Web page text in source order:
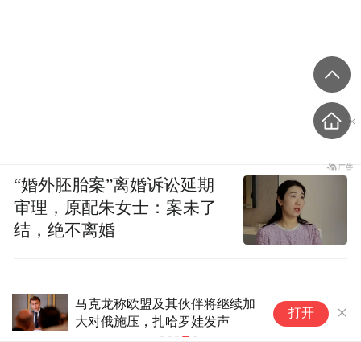
马克龙称欧盟及其伙伴将继续加
大对俄施压，扎哈罗娃发声
打开
“婚外胚胎案”离婚诉讼延期
审理，原配朱女士：案未了
结，绝不离婚